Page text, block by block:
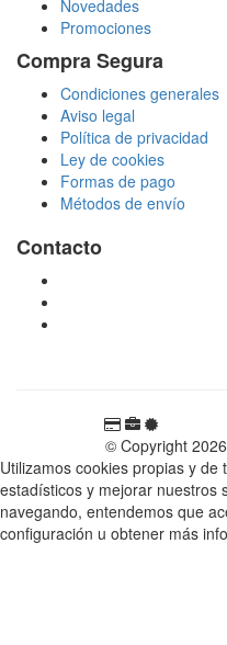
Novedades
Promociones
Compra Segura
Condiciones generales
Aviso legal
Política de privacidad
Ley de cookies
Formas de pago
Métodos de envío
Contacto
© Copyright
Utilizamos cookies propias y
estadísticos y mejorar nuestros
navegando, entendemos que
configuración u obtener más